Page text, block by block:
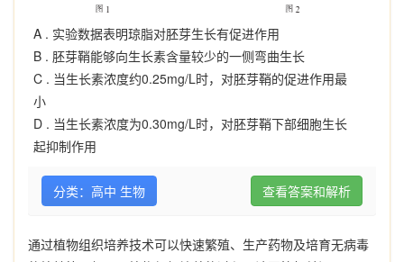
A . 实验数据表明琼脂对胚芽生长有促进作用
B . 胚芽鞘能够向生长素含量较少的一侧弯曲生长
C . 当生长素浓度约0.25mg/L时，对胚芽鞘的促进作用最
小
D . 当生长素浓度为0.30mg/L时，对胚芽鞘下部细胞生长
起抑制作用
分类：高中 生物 查看答案和解析
通过植物组织培养技术可以快速繁殖、生产药物及培育无病毒